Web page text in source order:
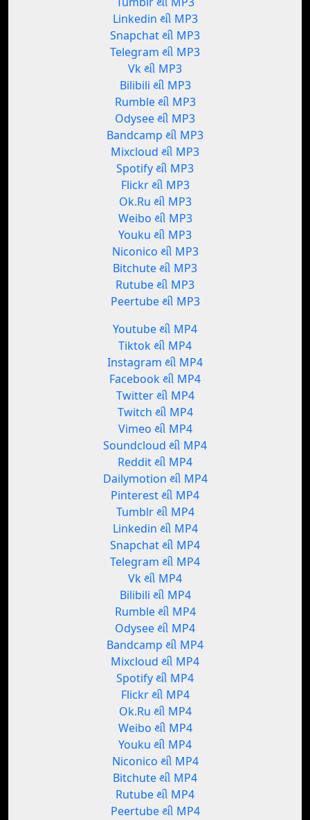
Linkedin થી MP3
Snapchat થી MP3
Telegram થી MP3
Vk થી MP3
Bilibili થી MP3
Rumble થી MP3
Odysee થી MP3
Bandcamp થી MP3
Mixcloud થી MP3
Spotify થી MP3
Flickr થી MP3
Ok.Ru થી MP3
Weibo થી MP3
Youku થી MP3
Niconico થી MP3
Bitchute થી MP3
Rutube થી MP3
Peertube થી MP3
Youtube થી MP4
Tiktok થી MP4
Instagram થી MP4
Facebook થી MP4
Twitter થી MP4
Twitch થી MP4
Vimeo થી MP4
Soundcloud થી MP4
Reddit થી MP4
Dailymotion થી MP4
Pinterest થી MP4
Tumblr થી MP4
Linkedin થી MP4
Snapchat થી MP4
Telegram થી MP4
Vk થી MP4
Bilibili થી MP4
Rumble થી MP4
Odysee થી MP4
Bandcamp થી MP4
Mixcloud થી MP4
Spotify થી MP4
Flickr થી MP4
Ok.Ru થી MP4
Weibo થી MP4
Youku થી MP4
Niconico થી MP4
Bitchute થી MP4
Rutube થી MP4
Peertube થી MP4